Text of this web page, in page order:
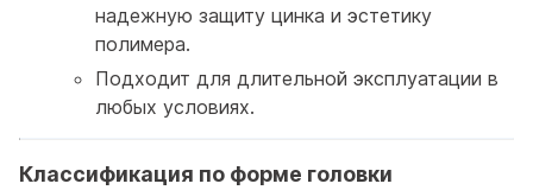
надежную защиту цинка и эстетику
полимера.
Подходит для длительной эксплуатации в
любых условиях.
Классификация по форме головки